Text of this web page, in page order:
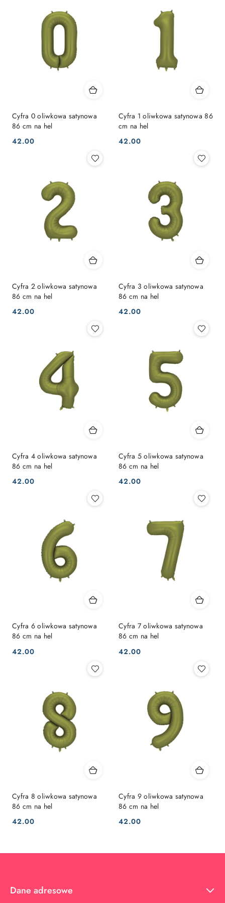
Cyfra 0 oliwkowa satynowa
86 cm na hel
Cena:
42.00
Cyfra 1 oliwkowa satynowa 86
cm na hel
Cena:
42.00
Cyfra 2 oliwkowa satynowa
86 cm na hel
Cena:
42.00
Cyfra 3 oliwkowa satynowa
86 cm na hel
Cena:
42.00
Cyfra 4 oliwkowa satynowa
86 cm na hel
Cena:
42.00
Cyfra 5 oliwkowa satynowa
86 cm na hel
Cena:
42.00
Cyfra 6 oliwkowa satynowa
86 cm na hel
Cena:
42.00
Cyfra 7 oliwkowa satynowa
86 cm na hel
Cena:
42.00
Cyfra 8 oliwkowa satynowa
86 cm na hel
Cena:
42.00
Cyfra 9 oliwkowa satynowa
86 cm na hel
Cena:
42.00
Dane adresowe